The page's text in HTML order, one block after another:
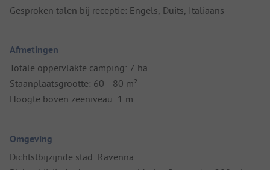
Gesproken talen bij receptie: Engels, Duits, Italiaans
Afmetingen
Totale oppervlakte camping: 7 ha
Staanplaatsgrootte: 60 - 80 m²
Hoogte boven zeeniveau: 1 m
Omgeving
Dichtstbijzijnde stad: Ravenna